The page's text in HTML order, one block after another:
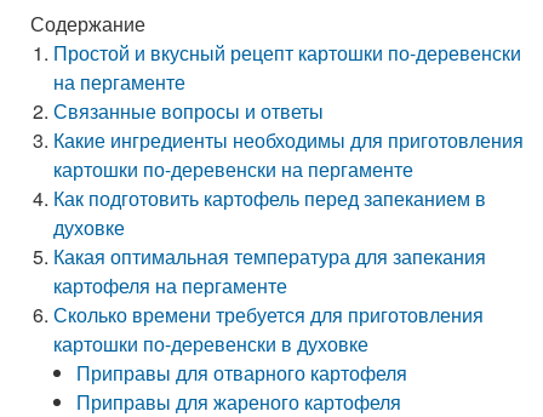
Содержание
Простой и вкусный рецепт картошки по-деревенски
на пергаменте
Связанные вопросы и ответы
Какие ингредиенты необходимы для приготовления
картошки по-деревенски на пергаменте
Как подготовить картофель перед запеканием в
духовке
Какая оптимальная температура для запекания
картофеля на пергаменте
Сколько времени требуется для приготовления
картошки по-деревенски в духовке
Приправы для отварного картофеля
Приправы для жареного картофеля